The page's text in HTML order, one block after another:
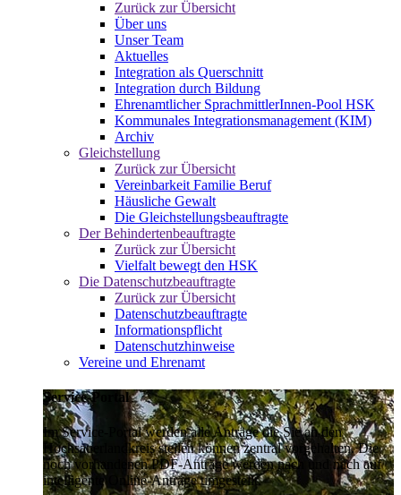
Zurück zur Übersicht
Über uns
Unser Team
Aktuelles
Integration als Querschnitt
Integration durch Bildung
Ehrenamtlicher SprachmittlerInnen-Pool HSK
Kommunales Integrationsmanagement (KIM)
Archiv
Gleichstellung
Zurück zur Übersicht
Vereinbarkeit Familie Beruf
Häusliche Gewalt
Die Gleichstellungsbeauftragte
Der Behindertenbeauftragte
Zurück zur Übersicht
Vielfalt bewegt den HSK
Die Datenschutzbeauftragte
Zurück zur Übersicht
Datenschutzbeauftragte
Informationspflicht
Datenschutzhinweise
Vereine und Ehrenamt
Service-Portal
Im Service-Portal werden alle Anträge die Sie an den
Hochsauerlandkreis stellen können zentral vorgehalten. Die
noch vorhandenen PDF-Anträge werden nach und nach auf
intelligente Online-Anträge umgestellt.